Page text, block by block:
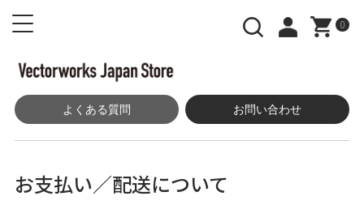
0
よくある質問 お問い合わせ
お支払い／配送について